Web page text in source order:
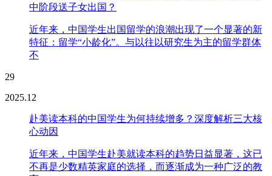
中阶段送子女出国？
近年来，中国学生出国留学的浪潮出现了一个显著的新
特征：留学“小龄化”。与以往以研究生为主的留学群体
不
29
2025.12
赴美读本科的中国学生为何持续增多？深度解析三大核
心动因
近年来，中国学生赴美就读本科的趋势日益显著，这已
不再是少数精英家庭的选择，而逐渐成为一种广泛的教